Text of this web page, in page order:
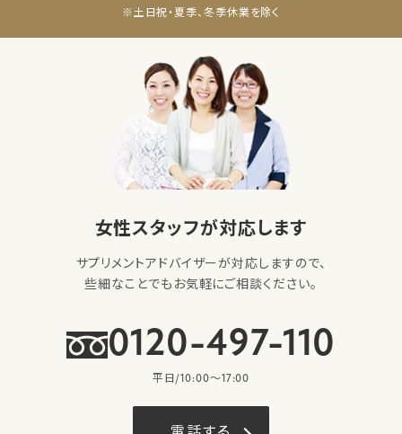
※土日祝・夏季、冬季休業を除く
女性スタッフが対応します
サプリメントアドバイザーが対応しますので、
些細なことでもお気軽にご相談ください。
0120-497-110
平日/10:00〜17:00